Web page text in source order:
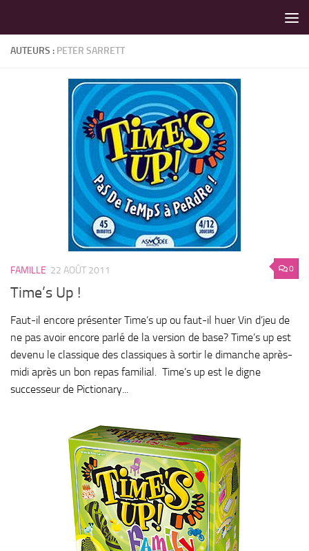
AUTEURS : PETER SARRETT
0
FAMILLE 22 AOÛT 2011
Time’s Up !
Faut-il encore présenter Time’s up ou faut-il huer Vin d’jeu de
ne pas avoir encore parlé de la version de base? Time’s up est
devenu le classique des classiques à sortir le dimanche après-
midi après un bon repas familial. Time’s up est le digne
successeur de Pictionary...